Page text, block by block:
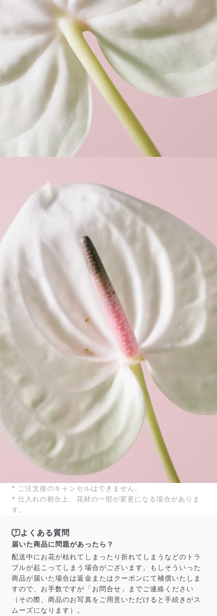
* ご注文後のキャンセルはできません。
* 仕入れの都合上、花材の一部が変更になる場合がありま
す。
よくある質問
届いた商品に問題があったら？
配送中にお花が枯れてしまったり折れてしまうなどのトラ
ブルが起こってしまう場合がございます。もしそういった
商品が届いた場合は返金またはクーポンにて補償いたしま
すので、お手数ですが「お問合せ」までご連絡ください
（その際、商品のお写真をご用意いただけると手続きがス
ムーズになります）。